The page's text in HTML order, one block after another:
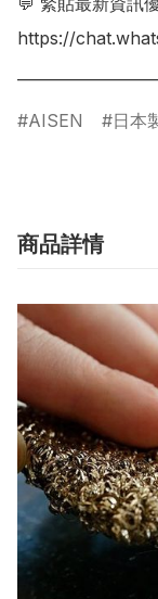
https://
AISEN 日本
商品詳情